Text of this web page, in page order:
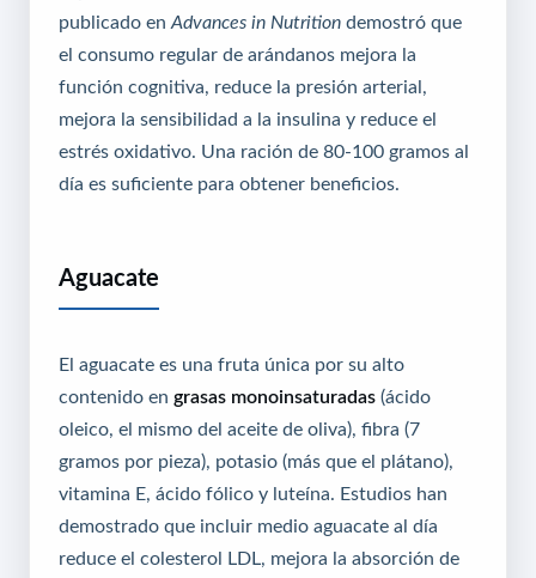
publicado en Advances in Nutrition demostró que
el consumo regular de arándanos mejora la
función cognitiva, reduce la presión arterial,
mejora la sensibilidad a la insulina y reduce el
estrés oxidativo. Una ración de 80-100 gramos al
día es suficiente para obtener beneficios.
Aguacate
El aguacate es una fruta única por su alto
contenido en grasas monoinsaturadas (ácido
oleico, el mismo del aceite de oliva), fibra (7
gramos por pieza), potasio (más que el plátano),
vitamina E, ácido fólico y luteína. Estudios han
demostrado que incluir medio aguacate al día
reduce el colesterol LDL, mejora la absorción de